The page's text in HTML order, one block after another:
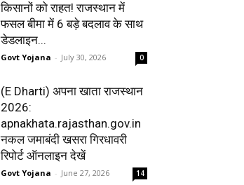
किसानों को राहत! राजस्थान में
फसल बीमा में 6 बड़े बदलाव के साथ
डेडलाइन...
Govt Yojana - July 30, 2026 0
(E Dharti) अपना खाता राजस्थान
2026:
apnakhata.rajasthan.gov.in
नकल जमाबंदी खसरा गिरधावरी
रिपोर्ट ऑनलाइन देखें
Govt Yojana - June 27, 2026 14